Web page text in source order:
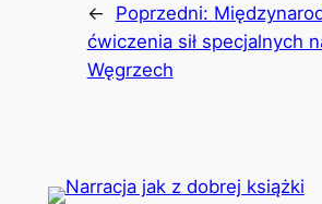
← Poprzedni:
ćwiczenia sił specjalnych
Węgrzech